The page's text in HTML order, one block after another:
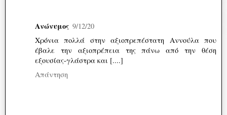
Ανώνυμος 9/12/20
Χρόνια πολλά στην αξιοπρεπέστατη Αννούλα που
έβαλε την αξιοπρέπεια της πάνω από την θέση
εξουσίας-γλάστρα και [....]
Απάντηση